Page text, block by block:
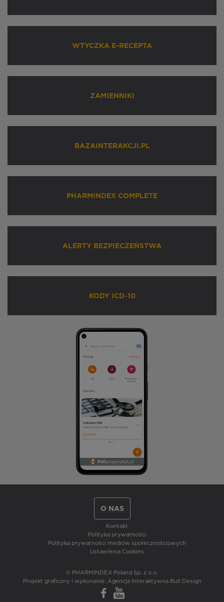
WTYCZKA E-RECEPTA
ZAMIENNIKI
BAZAINTERAKCJI.PL
PHARMINDEX COMPLETE
ALERTY BEZPIECZEŃSTWA
KODY ICD-10
O NAS
Kontakt
Polityka prywatności
Polityka prywatności mediów społecznościowych
Ustawienia Cookies
© PHARMINDEX Poland Sp. z o.o.
Projekt graficzny i wykonanie: Agencja Interaktywna Bull Design